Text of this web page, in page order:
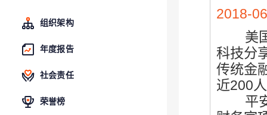
组织架构
年度报告
社会责任
荣誉榜
2018-
美国
科技分
传统金
近200
平安